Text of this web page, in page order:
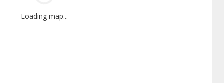
Loading map...